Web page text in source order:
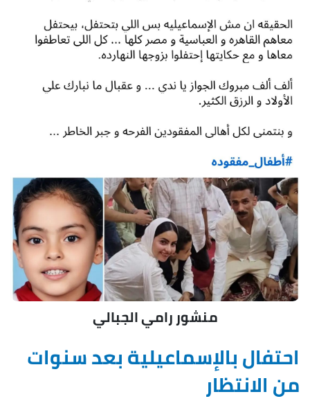
منشور رامي الجبالي
احتفال بالإسماعيلية بعد سنوات
من الانتظار